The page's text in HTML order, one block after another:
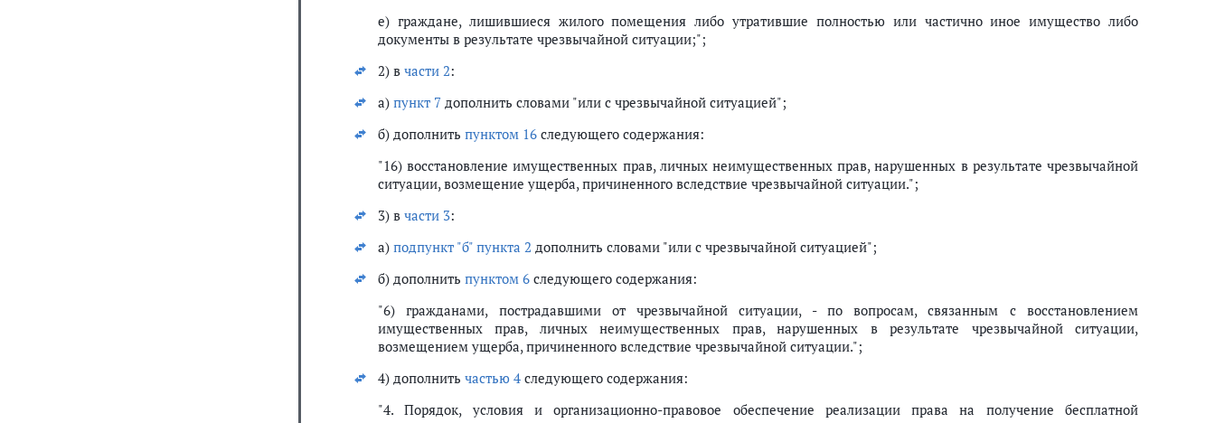
е) граждане, лишившиеся жилого помещения либо утратившие полностью или частично иное имущество либо
документы в результате чрезвычайной ситуации;";
2) в части 2:
а) пункт 7 дополнить словами "или с чрезвычайной ситуацией";
б) дополнить пунктом 16 следующего содержания:
"16) восстановление имущественных прав, личных неимущественных прав, нарушенных в результате чрезвычайной
ситуации, возмещение ущерба, причиненного вследствие чрезвычайной ситуации.";
3) в части 3:
а) подпункт "б" пункта 2 дополнить словами "или с чрезвычайной ситуацией";
б) дополнить пунктом 6 следующего содержания:
"6) гражданами, пострадавшими от чрезвычайной ситуации, - по вопросам, связанным с восстановлением
имущественных прав, личных неимущественных прав, нарушенных в результате чрезвычайной ситуации,
возмещением ущерба, причиненного вследствие чрезвычайной ситуации.";
4) дополнить частью 4 следующего содержания:
"4. Порядок, условия и организационно-правовое обеспечение реализации права на получение бесплатной